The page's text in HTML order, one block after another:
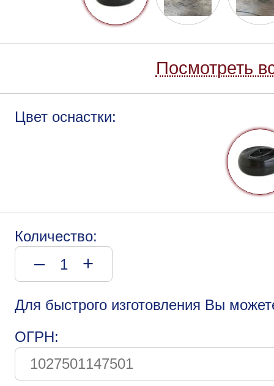
Посмотреть
Цвет оснастки:
Количество:
– +
Для быстрого изготовления Вы
ОГРН: